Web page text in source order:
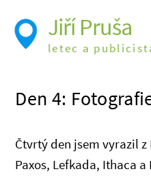
Den 4:
Čtvrtý den jsem vyrazil
Paxos, Lefkada, Ithaca
Jiří Pruša
letec a